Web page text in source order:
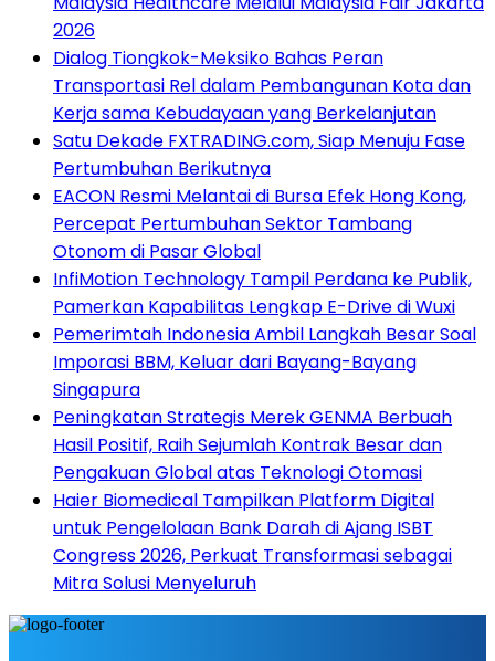
2026
Dialog Tiongkok-Meksiko Bahas Peran
Transportasi Rel dalam Pembangunan Kota dan
Kerja sama Kebudayaan yang Berkelanjutan
Satu Dekade FXTRADING.com, Siap Menuju Fase
Pertumbuhan Berikutnya
EACON Resmi Melantai di Bursa Efek Hong Kong,
Percepat Pertumbuhan Sektor Tambang
Otonom di Pasar Global
InfiMotion Technology Tampil Perdana ke Publik,
Pamerkan Kapabilitas Lengkap E-Drive di Wuxi
Pemerimtah Indonesia Ambil Langkah Besar Soal
Imporasi BBM, Keluar dari Bayang-Bayang
Singapura
Peningkatan Strategis Merek GENMA Berbuah
Hasil Positif, Raih Sejumlah Kontrak Besar dan
Pengakuan Global atas Teknologi Otomasi
Haier Biomedical Tampilkan Platform Digital
untuk Pengelolaan Bank Darah di Ajang ISBT
Congress 2026, Perkuat Transformasi sebagai
Mitra Solusi Menyeluruh